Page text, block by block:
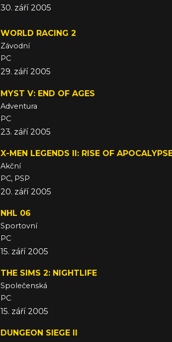
30. září 2005
WORLD RACING 2
Závodní
PC
29. září 2005
MYST V: END OF AGES
Adventura
PC
23. září 2005
X-MEN LEGENDS II: RISE OF
Akční
PC, PSP
20. září 2005
NHL 06
Sportovní
PC
15. září 2005
THE SIMS 2: NIGHTLIFE
Společenská
PC
15. září 2005
DUNGEON SIEGE II